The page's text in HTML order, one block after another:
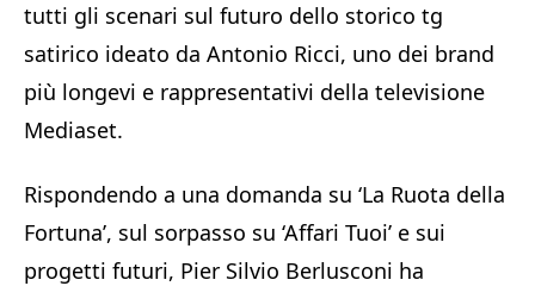
tutti gli scenari sul futuro dello storico tg
satirico ideato da Antonio Ricci, uno dei brand
più longevi e rappresentativi della televisione
Mediaset.
Rispondendo a una domanda su ‘La Ruota della
Fortuna’, sul sorpasso su ‘Affari Tuoi’ e sui
progetti futuri, Pier Silvio Berlusconi ha